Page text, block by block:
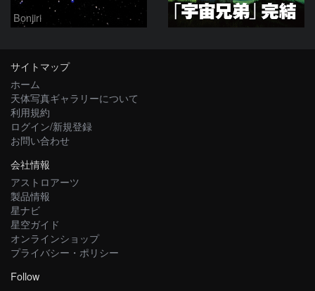
Bonjiri
サイトマップ
ホーム
天体写真ギャラリーについて
利用規約
ログイン/新規登録
お問い合わせ
会社情報
アストロアーツ
製品情報
星ナビ
星空ガイド
オンラインショップ
プライバシー・ポリシー
Follow